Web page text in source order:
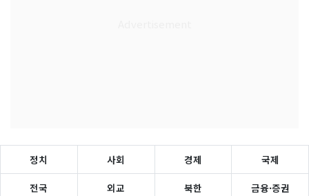
정치 사회 경제 국제
전국 외교 북한 금융·증권